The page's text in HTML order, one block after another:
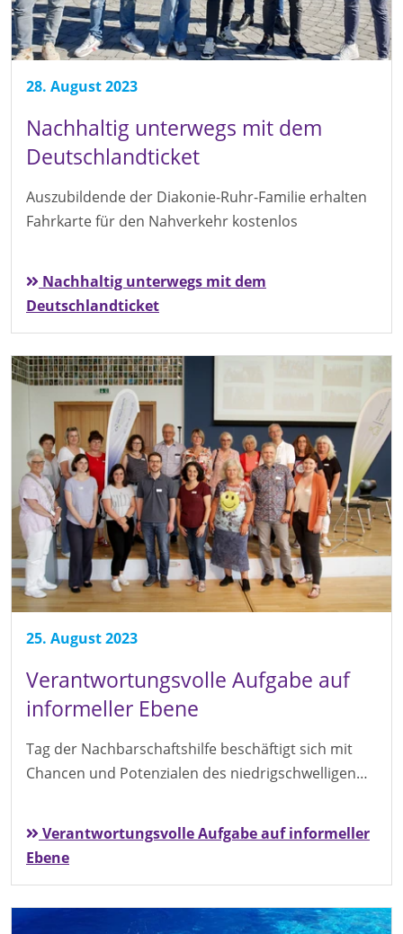
28. August 2023
Nachhaltig unterwegs mit dem
Deutschlandticket
Auszubildende der Diakonie-Ruhr-Familie erhalten
Fahrkarte für den Nahverkehr kostenlos
Nachhaltig unterwegs mit dem
Deutschlandticket
25. August 2023
Verantwortungsvolle Aufgabe auf
informeller Ebene
Tag der Nachbarschaftshilfe beschäftigt sich mit
Chancen und Potenzialen des niedrigschwelligen…
Verantwortungsvolle Aufgabe auf informeller
Ebene